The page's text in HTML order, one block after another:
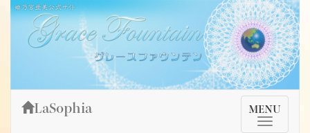
Skip
content
姫乃宮亜美公式サイト～Grace Fountain～
グレースファウンテン
TMenu
MENU
LaSophia